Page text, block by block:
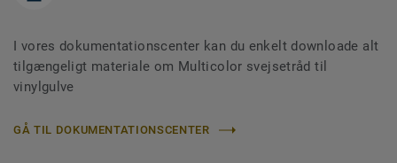
I vores dokumentationscenter kan du enkelt downloade alt
tilgængeligt materiale om Multicolor svejsetråd til
vinylgulve
GÅ TIL DOKUMENTATIONSCENTER